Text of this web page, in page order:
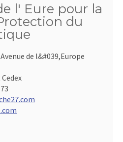
l' Eure pour la
du
de l&#039,Europe